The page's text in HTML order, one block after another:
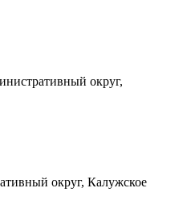
округ,
округ, Калужское